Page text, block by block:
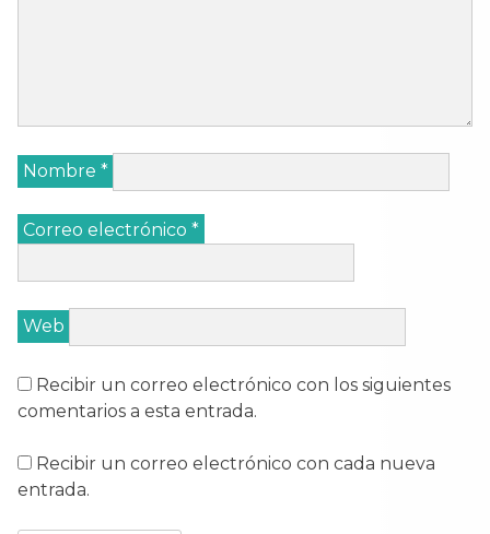
Nombre *
Correo electrónico *
Web
Recibir un correo electrónico con los siguientes
comentarios a esta entrada.
Recibir un correo electrónico con cada nueva
entrada.